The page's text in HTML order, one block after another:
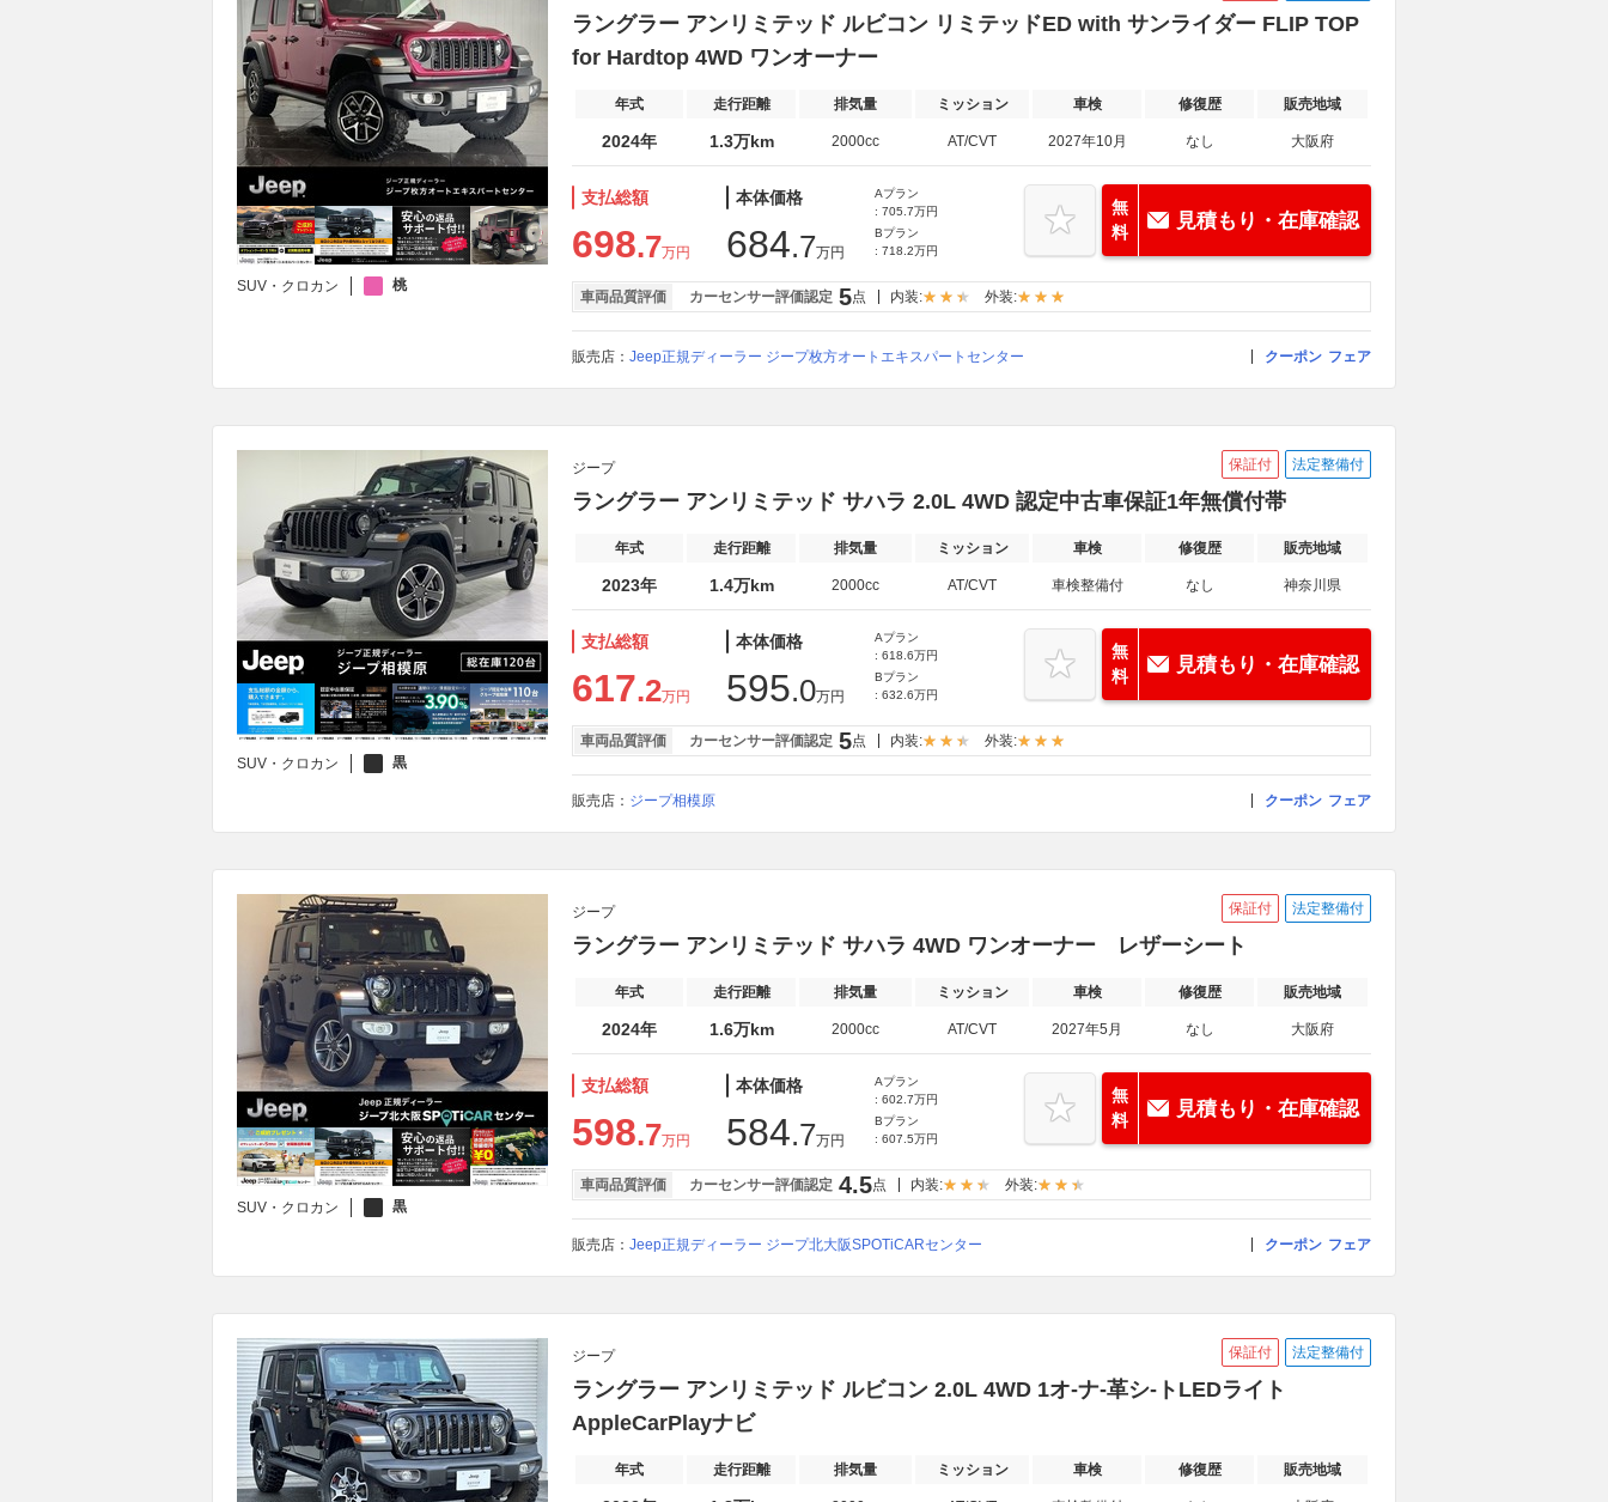
SUV・クロカン 桃
ラングラー アンリミテッド ルビコン リミテッドED with サンライダー FLIP TOP
for Hardtop 4WD ワンオーナー
年式 走行距離 排気量 ミッション 車検 修復歴 販売地域
2024年 1.3万km 2000cc AT/CVT 2027年10月 なし 大阪府
支払総額
698.7万円
本体価格
684.7万円
Aプラン
: 705.7万円
Bプラン
: 718.2万円
無
料
見積もり・在庫確認
車両品質評価 カーセンサー評価認定 5点 内装: 外装:
販売店： Jeep正規ディーラー ジープ枚方オートエキスパートセンター クーポン フェア
SUV・クロカン 黒
ジープ 保証付 法定整備付
ラングラー アンリミテッド サハラ 2.0L 4WD 認定中古車保証1年無償付帯
年式 走行距離 排気量 ミッション 車検 修復歴 販売地域
2023年 1.4万km 2000cc AT/CVT 車検整備付 なし 神奈川県
支払総額
617.2万円
本体価格
595.0万円
Aプラン
: 618.6万円
Bプラン
: 632.6万円
無
料
見積もり・在庫確認
車両品質評価 カーセンサー評価認定 5点 内装: 外装:
販売店： ジープ相模原 クーポン フェア
SUV・クロカン 黒
ジープ 保証付 法定整備付
ラングラー アンリミテッド サハラ 4WD ワンオーナー レザーシート
年式 走行距離 排気量 ミッション 車検 修復歴 販売地域
2024年 1.6万km 2000cc AT/CVT 2027年5月 なし 大阪府
支払総額
598.7万円
本体価格
584.7万円
Aプラン
: 602.7万円
Bプラン
: 607.5万円
無
料
見積もり・在庫確認
車両品質評価 カーセンサー評価認定 4.5点 内装: 外装:
販売店： Jeep正規ディーラー ジープ北大阪SPOTiCARセンター クーポン フェア
ジープ 保証付 法定整備付
ラングラー アンリミテッド ルビコン 2.0L 4WD 1オ-ナ-革シ-トLEDライト
AppleCarPlayナビ
年式 走行距離 排気量 ミッション 車検 修復歴 販売地域